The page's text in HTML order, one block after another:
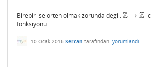
Birebir ise orten olmak zorunda degil.Z → Z
Z→Z
fonksiyonu.
10 Ocak 2016 Sercan tarafından yorumlandı